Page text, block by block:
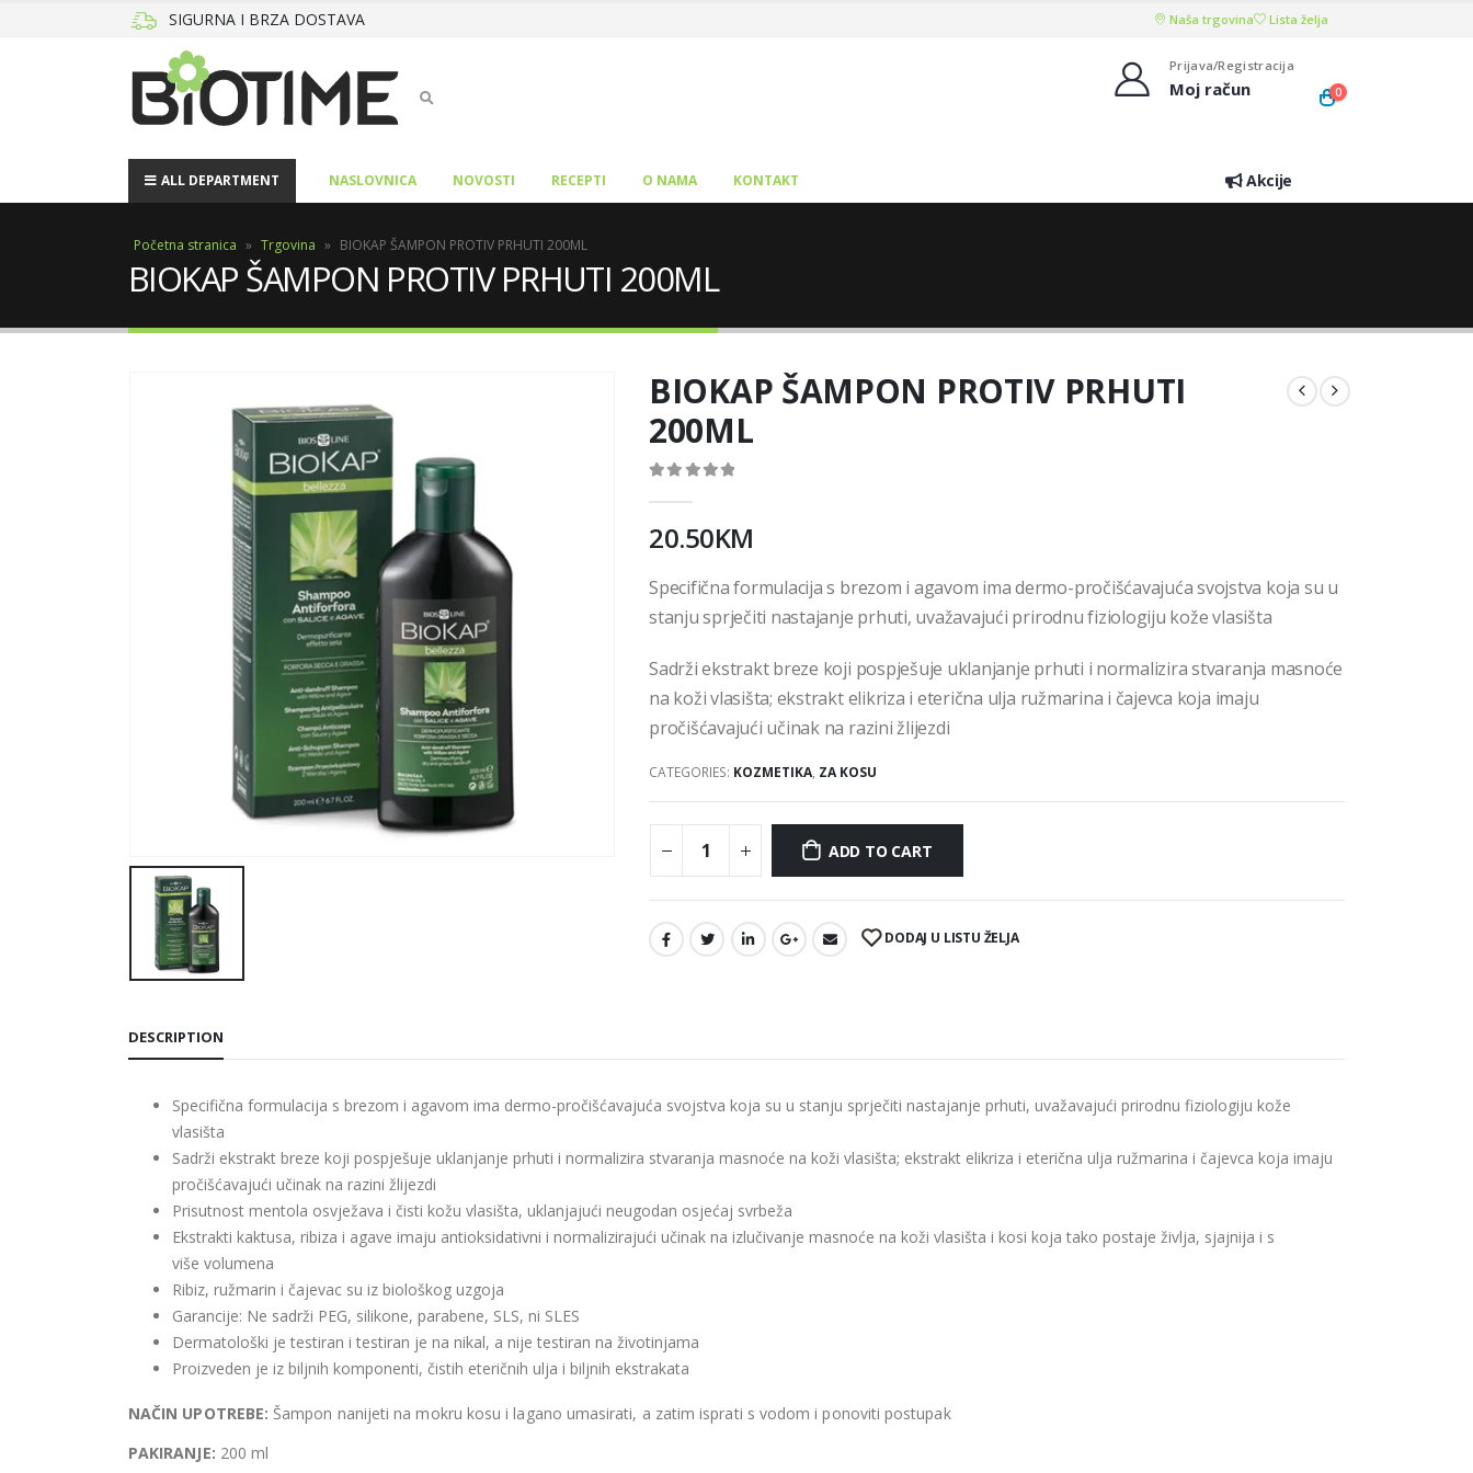
SIGURNA I BRZA DOSTAVA Naša trgovina Lista želja
Prijava/Registracija
Moj račun 0
ALL DEPARTMENT NASLOVNICA NOVOSTI RECEPTI O NAMA KONTAKT Akcije
Početna stranica » Trgovina » BIOKAP ŠAMPON PROTIV PRHUTI 200ML
BIOKAP ŠAMPON PROTIV PRHUTI 200ML
BIOKAP ŠAMPON PROTIV PRHUTI
200ML
20.50KM
Specifična formulacija s brezom i agavom ima dermo-pročišćavajuća svojstva koja su u
stanju sprječiti nastajanje prhuti, uvažavajući prirodnu fiziologiju kože vlasišta
Sadrži ekstrakt breze koji pospješuje uklanjanje prhuti i normalizira stvaranja masnoće
na koži vlasišta; ekstrakt elikriza i eterična ulja ružmarina i čajevca koja imaju
pročišćavajući učinak na razini žlijezdi
CATEGORIES: KOZMETIKA, ZA KOSU
ADD TO CART
DODAJ U LISTU ŽELJA
DESCRIPTION
Specifična formulacija s brezom i agavom ima dermo-pročišćavajuća svojstva koja su u stanju sprječiti nastajanje prhuti, uvažavajući prirodnu fiziologiju kože
vlasišta
Sadrži ekstrakt breze koji pospješuje uklanjanje prhuti i normalizira stvaranja masnoće na koži vlasišta; ekstrakt elikriza i eterična ulja ružmarina i čajevca koja imaju
pročišćavajući učinak na razini žlijezdi
Prisutnost mentola osvježava i čisti kožu vlasišta, uklanjajući neugodan osjećaj svrbeža
Ekstrakti kaktusa, ribiza i agave imaju antioksidativni i normalizirajući učinak na izlučivanje masnoće na koži vlasišta i kosi koja tako postaje življa, sjajnija i s
više volumena
Ribiz, ružmarin i čajevac su iz biološkog uzgoja
Garancije: Ne sadrži PEG, silikone, parabene, SLS, ni SLES
Dermatološki je testiran i testiran je na nikal, a nije testiran na životinjama
Proizveden je iz biljnih komponenti, čistih eteričnih ulja i biljnih ekstrakata
NAČIN UPOTREBE: Šampon nanijeti na mokru kosu i lagano umasirati, a zatim isprati s vodom i ponoviti postupak
PAKIRANJE: 200 ml